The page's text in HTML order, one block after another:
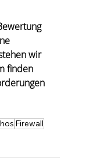
wir
finden
Firewall